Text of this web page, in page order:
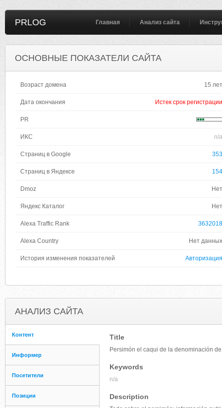
PRLOG Главная Анализ сайта
ОСНОВНЫЕ ПОКАЗАТЕЛИ САЙТА
Возраст домена 15 лет
Дата окончания Истек срок регистрации
PR
ИКС n/a
Страниц в Google 353
Страниц в Яндексе 154
Dmoz Нет
Яндекс Каталог Нет
Alexa Traffic Rank 3632018
Alexa Country Нет данных
История изменения показателей Авторизация
АНАЛИЗ САЙТА
Контент
Информер
Посетители
Позиции
Title
Persimón el caqui de la denominación
Keywords
n/a
Description